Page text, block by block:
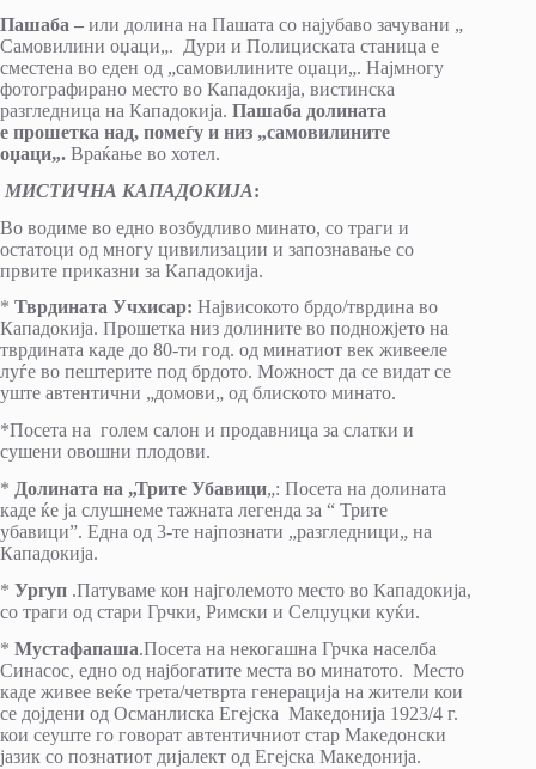
Пашаба – или долина на Пашата со најубаво зачувани „
Самовилини оџаци„. Дури и Полициската станица е
сместена во еден од „самовилините оџаци„. Најмногу
фотографирано место во Кападокија, вистинска
разгледница на Кападокија. Пашаба долината
е прошетка над, помеѓу и низ „самовилините
оџаци„. Враќање во хотел.
МИСТИЧНА КАПАДОКИЈА:
Во водиме во едно возбудливо минато, со траги и
остатоци од многу цивилизации и запознавање со
првите приказни за Кападокија.
* Тврдината Учхисар: Највисокото брдо/тврдина во
Кападокија. Прошетка низ долините во подножјето на
тврдината каде до 80-ти год. од минатиот век живееле
луѓе во пештерите под брдото. Можност да се видат се
уште автентични „домови„ од блиското минато.
*Посета на голем салон и продавница за слатки и
сушени овошни плодови.
* Долината на „Трите Убавици„: Посета на долината
каде ќе ја слушнеме тажната легенда за “ Трите
убавици”. Една од 3-те најпознати „разгледници„ на
Кападокија.
* Ургуп .Патуваме кон најголемото место во Кападокија,
со траги од стари Грчки, Римски и Селџуцки куќи.
* Мустафапаша.Посета на некогашна Грчка населба
Синасос, едно од најбогатите места во минатото. Место
каде живее веќе трета/четврта генерација на жители кои
се дојдени од Османлиска Егејска Македонија 1923/4 г.
кои сеуште го говорат автентичниот стар Македонски
јазик со познатиот дијалект од Егејска Македонија.